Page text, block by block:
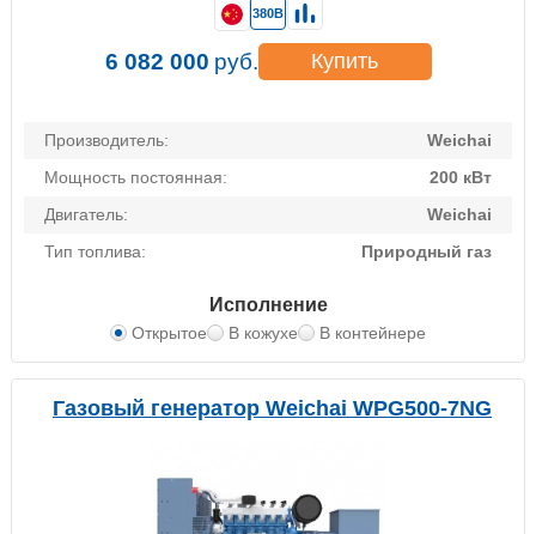
Производитель:
Weichai
Мощность постоянная:
200 кВт
Двигатель:
Weichai
Тип топлива:
Природный газ
Исполнение
Открытое В кожухе В контейнере
380В
6 082 000 руб. Купить
Газовый генератор Weichai WPG500-7NG